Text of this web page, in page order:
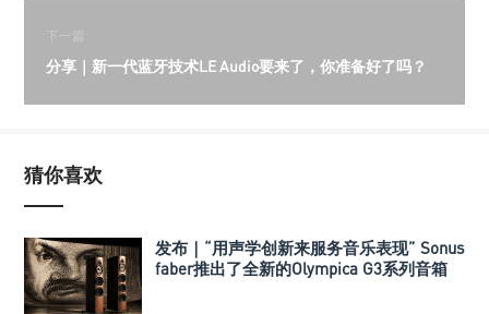
下一篇
分享｜新一代蓝牙技术LE Audio要来了，你准备好了吗？
猜你喜欢
发布｜“用声学创新来服务音乐表现” Sonus
faber推出了全新的Olympica G3系列音箱